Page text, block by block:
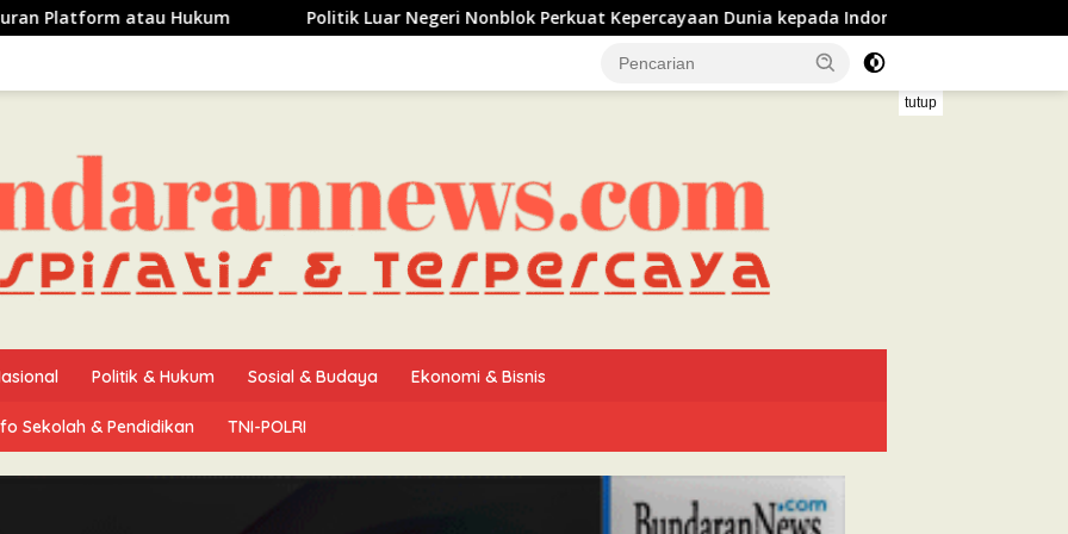
Politik Luar Negeri Nonblok Perkuat Kepercayaan Dunia kepada Indonesia Ijtima Ulama Indonesia
tutup
Politik & Hukum Sosial & Budaya Ekonomi & Bisnis
Sekolah & Pendidikan TNI-POLRI